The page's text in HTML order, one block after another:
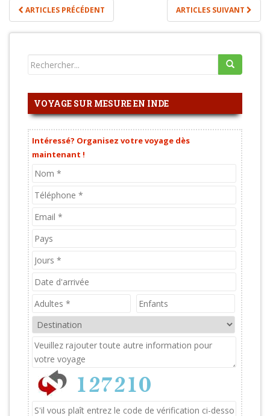
Post navigation
ARTICLES PRÉCÉDENT ARTICLES SUIVANT
VOYAGE SUR MESURE EN INDE
Intéressé? Organisez votre voyage dès
maintenant !